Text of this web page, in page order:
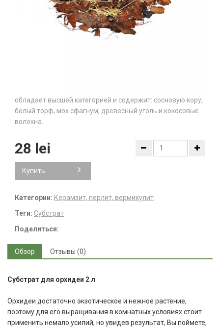
обладает высшей категорией и содержит: сосновую кору,
белый торф, мох сфагнум, древесный уголь и кокосовые
волокна.
28 lei
Купить
Категории: Керамзит, перлит, вермикулит
Теги: Субстрат
Поделиться:
Обзор Отзывы (0)
Субстрат для орхидеи 2 л
Орхидеи достаточно экзотическое и нежное растение,
поэтому для его выращивания в комнатных условиях стоит
применить немало усилий, но увидев результат, Вы поймете,